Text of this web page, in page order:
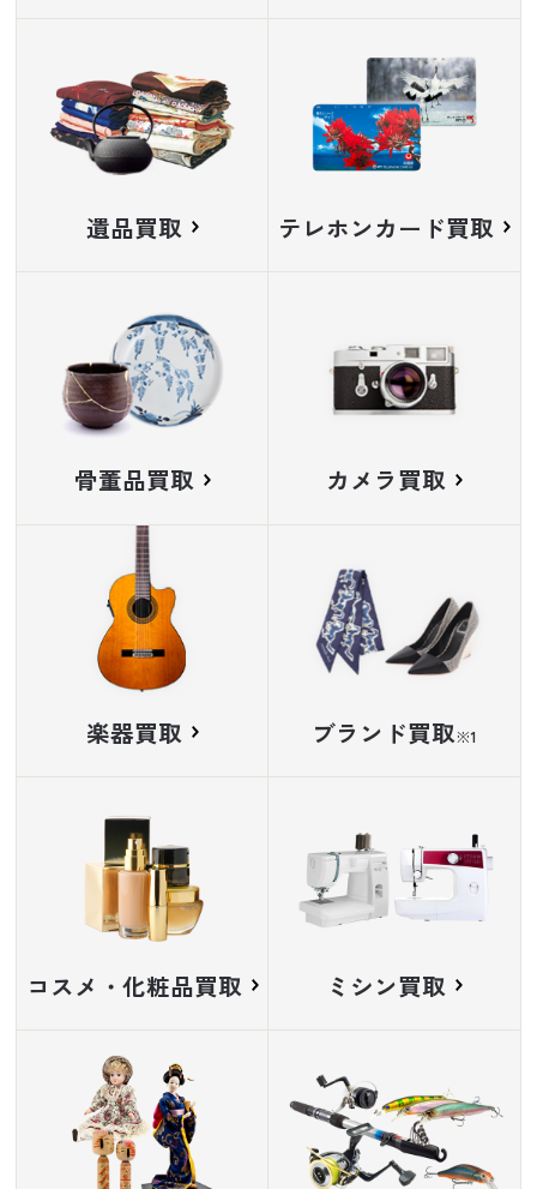
遺品買取 テレホンカード買取
骨董品買取 カメラ買取
楽器買取 ブランド買取※
コスメ・化粧品買取 ミシン買取